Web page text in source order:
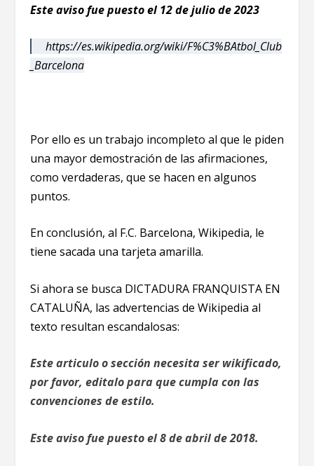
Este aviso fue puesto el 12 de julio de 2023
https://es.wikipedia.org/wiki/F%C3%BAtbol_Club
_Barcelona
Por ello es un trabajo incompleto al que le piden
una mayor demostración de las afirmaciones,
como verdaderas, que se hacen en algunos
puntos.
En conclusión, al F.C. Barcelona, Wikipedia, le
tiene sacada una tarjeta amarilla.
Si ahora se busca DICTADURA FRANQUISTA EN
CATALUÑA, las advertencias de Wikipedia al
texto resultan escandalosas:
Este articulo o sección necesita ser wikificado,
por favor, editalo para que cumpla con las
convenciones de estilo.
Este aviso fue puesto el 8 de abril de 2018.